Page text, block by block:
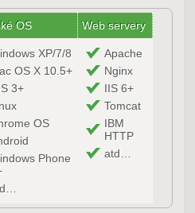
OS Web servery
XP/7/8
OS X 10.5+
3+
OS
Phone
Apache
Nginx
IIS 6+
Tomcat
IBM
HTTP
atd…